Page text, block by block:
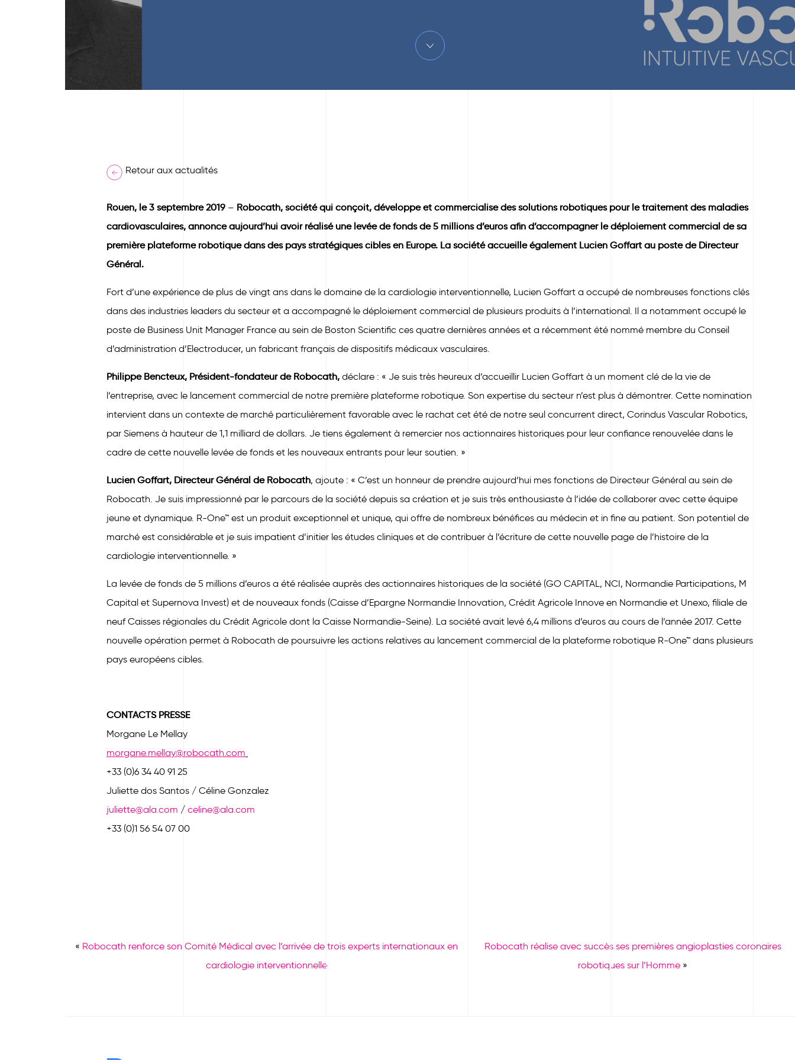
Retour aux actualités
Rouen, le 3 septembre 2019 – Robocath, société qui conçoit, développe et commercialise des solutions robotiques pour le traitement des maladies
cardiovasculaires, annonce aujourd’hui avoir réalisé une levée de fonds de 5 millions d’euros afin d’accompagner le déploiement commercial de sa
première plateforme robotique dans des pays stratégiques cibles en Europe. La société accueille également Lucien Goffart au poste de Directeur
Général.
Fort d’une expérience de plus de vingt ans dans le domaine de la cardiologie interventionnelle, Lucien Goffart a occupé de nombreuses fonctions clés
dans des industries leaders du secteur et a accompagné le déploiement commercial de plusieurs produits à l’international. Il a notamment occupé le
poste de Business Unit Manager France au sein de Boston Scientific ces quatre dernières années et a récemment été nommé membre du Conseil
d’administration d’Electroducer, un fabricant français de dispositifs médicaux vasculaires.
Philippe Bencteux, Président-fondateur de Robocath, déclare : « Je suis très heureux d’accueillir Lucien Goffart à un moment clé de la vie de
l’entreprise, avec le lancement commercial de notre première plateforme robotique. Son expertise du secteur n’est plus à démontrer. Cette nomination
intervient dans un contexte de marché particulièrement favorable avec le rachat cet été de notre seul concurrent direct, Corindus Vascular Robotics,
par Siemens à hauteur de 1,1 milliard de dollars. Je tiens également à remercier nos actionnaires historiques pour leur confiance renouvelée dans le
cadre de cette nouvelle levée de fonds et les nouveaux entrants pour leur soutien. »
Lucien Goffart, Directeur Général de Robocath, ajoute : « C’est un honneur de prendre aujourd’hui mes fonctions de Directeur Général au sein de
Robocath. Je suis impressionné par le parcours de la société depuis sa création et je suis très enthousiaste à l’idée de collaborer avec cette équipe
jeune et dynamique. R-One™ est un produit exceptionnel et unique, qui offre de nombreux bénéfices au médecin et in fine au patient. Son potentiel de
marché est considérable et je suis impatient d’initier les études cliniques et de contribuer à l’écriture de cette nouvelle page de l’histoire de la
cardiologie interventionnelle. »
La levée de fonds de 5 millions d’euros a été réalisée auprès des actionnaires historiques de la société (GO CAPITAL, NCI, Normandie Participations, M
Capital et Supernova Invest) et de nouveaux fonds (Caisse d’Epargne Normandie Innovation, Crédit Agricole Innove en Normandie et Unexo, filiale de
neuf Caisses régionales du Crédit Agricole dont la Caisse Normandie-Seine). La société avait levé 6,4 millions d’euros au cours de l’année 2017. Cette
nouvelle opération permet à Robocath de poursuivre les actions relatives au lancement commercial de la plateforme robotique R-One™ dans plusieurs
pays européens cibles.
CONTACTS PRESSE
Morgane Le Mellay
morgane.mellay@robocath.com
+33 (0)6 34 40 91 25
Juliette dos Santos / Céline Gonzalez
juliette@ala.com / celine@ala.com
+33 (0)1 56 54 07 00
« Robocath renforce son Comité Médical avec l’arrivée de trois experts internationaux en
cardiologie interventionnelle
Robocath réalise avec succès ses premières angioplasties coronaires
robotiques sur l’Homme »